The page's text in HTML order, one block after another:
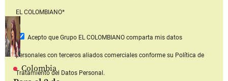
Colombia
EL COLOMBIANO*
Acepto que Grupo EL COLOMBIANOcomparta mis datos
personales con terceros aliados comerciales conforme su Política de
Tratamiento del Datos Personal.